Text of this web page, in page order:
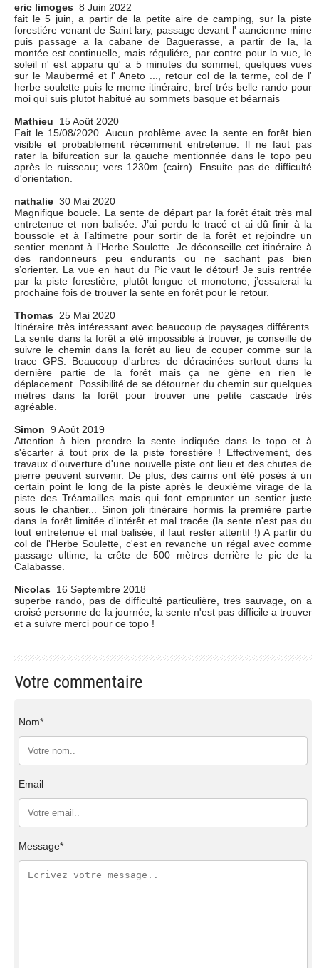
eric limoges 8 Juin 2022
fait le 5 juin, a partir de la petite aire de camping, sur la piste
forestiére venant de Saint lary, passage devant l' aancienne mine
puis passage a la cabane de Baguerasse, a partir de la, la
montée est continuelle, mais réguliére, par contre pour la vue, le
soleil n' est apparu qu' a 5 minutes du sommet, quelques vues
sur le Maubermé et l' Aneto ..., retour col de la terme, col de l'
herbe soulette puis le meme itinéraire, bref trés belle rando pour
moi qui suis plutot habitué au sommets basque et béarnais
Mathieu
15 Août 2020
Fait le 15/08/2020. Aucun problème avec la sente en forêt bien
visible et probablement récemment entretenue. Il ne faut pas
rater la bifurcation sur la gauche mentionnée dans le topo peu
après le ruisseau; vers 1230m (cairn). Ensuite pas de difficulté
d'orientation.
nathalie 30 Mai 2020
Magnifique boucle. La sente de départ par la forêt était très mal
entretenue et non balisée. J’ai perdu le tracé et ai dû finir à la
boussole et à l’altimetre pour sortir de la forêt et rejoindre un
sentier menant à l’Herbe Soulette. Je déconseille cet itinéraire à
des randonneurs peu endurants ou ne sachant pas bien
s’orienter. La vue en haut du Pic vaut le détour! Je suis rentrée
par la piste forestière, plutôt longue et monotone, j’essaierai la
prochaine fois de trouver la sente en forêt pour le retour.
Thomas 25 Mai 2020
Itinéraire très intéressant avec beaucoup de paysages différents.
La sente dans la forêt a été impossible à trouver, je conseille de
suivre le chemin dans la forêt au lieu de couper comme sur la
trace GPS. Beaucoup d'arbres de déracinées surtout dans la
dernière partie de la forêt mais ça ne gène en rien le
déplacement. Possibilité de se détourner du chemin sur quelques
mètres dans la forêt pour trouver une petite cascade très
agréable.
Simon 9 Août 2019
Attention à bien prendre la sente indiquée dans le topo et à
s'écarter à tout prix de la piste forestière ! Effectivement, des
travaux d'ouverture d'une nouvelle piste ont lieu et des chutes de
pierre peuvent survenir. De plus, des cairns ont été posés à un
certain point le long de la piste après le deuxième virage de la
piste des Tréamailles mais qui font emprunter un sentier juste
sous le chantier... Sinon joli itinéraire hormis la première partie
dans la forêt limitée d'intérêt et mal tracée (la sente n'est pas du
tout entretenue et mal balisée, il faut rester attentif !) A partir du
col de l'Herbe Soulette, c'est en revanche un régal avec comme
passage ultime, la crête de 500 mètres derrière le pic de la
Calabasse.
Nicolas 16 Septembre 2018
superbe rando, pas de difficulté particulière, tres sauvage, on a
croisé personne de la journée, la sente n'est pas difficile a trouver
et a suivre merci pour ce topo !
Votre commentaire
Nom*
Email
Message*